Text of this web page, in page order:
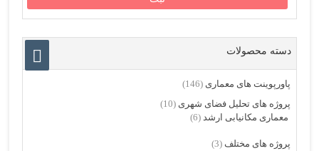
دسته محصولات
پاورپوینت های معماری (146)
پروژه های تحلیل فضای شهری (10)
معماری مکانیابی ارشد (6)
پروژه های مختلف (3)